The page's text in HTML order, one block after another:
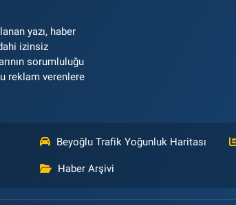
yazı, haber
izinsiz
sorumluluğu
reklam verenlere
Beyoğlu Trafik Yoğunluk Haritası
Haber Arşivi